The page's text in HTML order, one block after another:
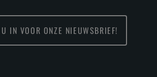
IN VOOR ONZE NIEUWSBRIEF!